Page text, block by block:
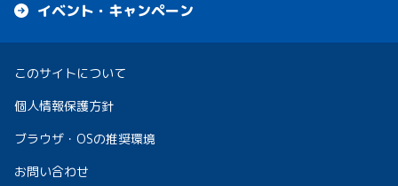
イベント・キャンペーン
このサイトについて
個人情報保護方針
ブラウザ・OSの推奨環境
お問い合わせ